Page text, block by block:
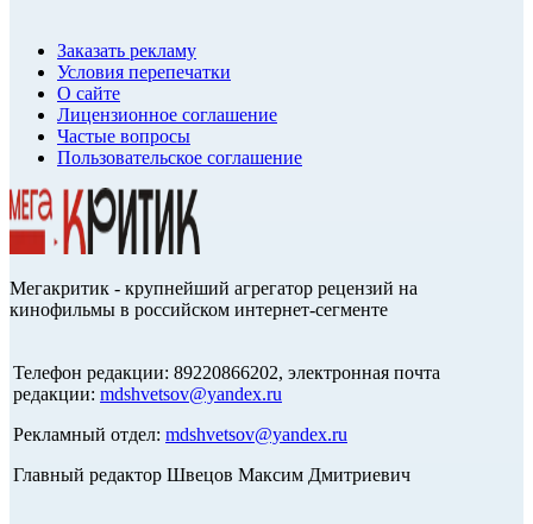
Заказать рекламу
Условия перепечатки
О сайте
Лицензионное соглашение
Частые вопросы
Пользовательское соглашение
Мегакритик - крупнейший агрегатор рецензий на
кинофильмы в российском интернет-сегменте
Телефон редакции: 89220866202, электронная почта
редакции: mdshvetsov@yandex.ru
Рекламный отдел: mdshvetsov@yandex.ru
Главный редактор Швецов Максим Дмитриевич